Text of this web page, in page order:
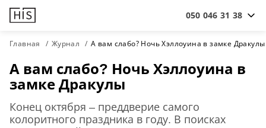
050 046 31 38
Главная Журнал А вам слабо? Ночь Хэллоуина в замке Дракулы
А вам слабо? Ночь Хэллоуина в
замке Дракулы
Конец октября – преддверие самого
колоритного праздника в году. В поисках